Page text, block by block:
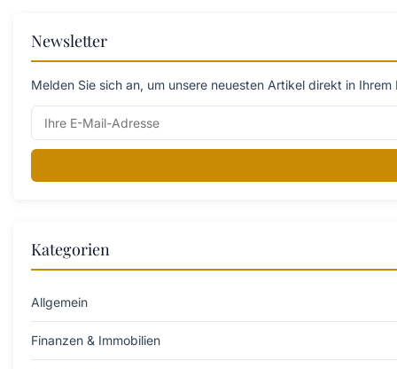
Newsletter
Melden Sie sich an, um unsere neuesten Artikel direkt in
Kategorien
Allgemein
Finanzen & Immobilien